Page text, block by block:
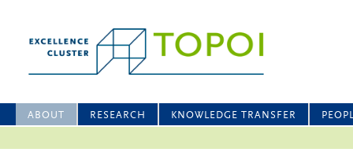
ABOUT RESEARCH KNOWLEDGE TRANSFER